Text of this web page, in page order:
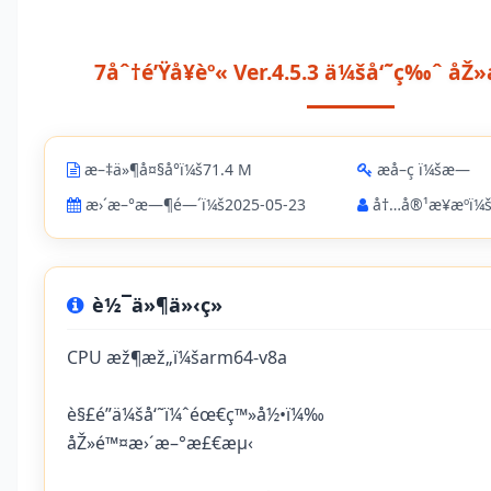
7åˆ†é’Ÿå¥èº« Ver.4.5.3 ä¼šå‘˜ç‰ˆ
æ–‡ä»¶å¤§å°ï¼š71.4 M
æå–ç ï¼šæ—
æ›´æ–°æ—¶é—´ï¼š2025-05-23
è½¯ä»¶ä»‹ç»
CPU æž¶æž„ï¼šarm64-v8a
è§£é”ä¼šå‘˜ï¼ˆéœ€ç™»å½•ï¼‰
åŽ»é™¤æ›´æ–°æ£€æµ‹